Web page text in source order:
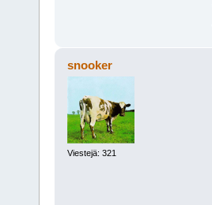
snooker
Viestejä: 321